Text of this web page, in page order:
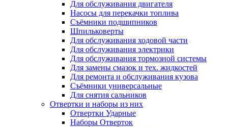
Для обслуживания двигателя
Насосы для перекачки топлива
Съёмники подшипников
Шпильковерты
Для обслуживания ходовой части
Для обслуживания электрики
Для обслуживания тормозной системы
Для замены смазок и тех. жидкостей
Для ремонта и обслуживания кузова
Съёмники универсальные
Для снятия сальников
Отвертки и наборы из них
Отвертки Ударные
Наборы Отверток